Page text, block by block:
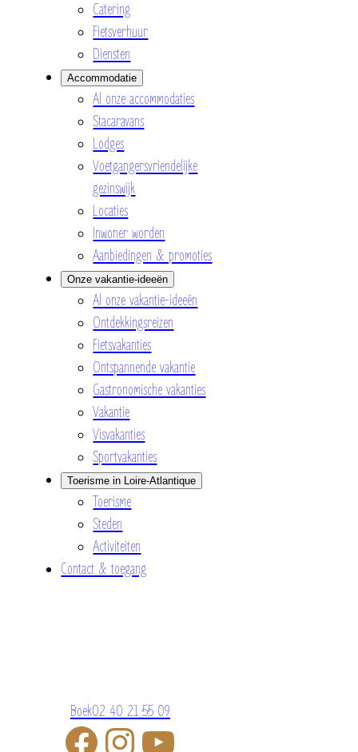
Catering
Fietsverhuur
Diensten
Accommodatie
Al onze accommodaties
Stacaravans
Lodges
Voetgangersvriendelijke
gezinswijk
Locaties
Inwoner worden
Aanbiedingen & promoties
Onze vakantie-ideeën
Al onze vakantie-ideeën
Ontdekkingsreizen
Fietsvakanties
Ontspannende vakantie
Gastronomische vakanties
Vakantie
Visvakanties
Sportvakanties
Toerisme in Loire-Atlantique
Toerisme
Steden
Activiteiten
Contact & toegang
Boek02 40 21 55 09